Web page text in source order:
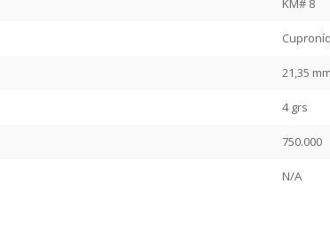
KM# 8
21,35 mm
4 grs
750.000
N/A